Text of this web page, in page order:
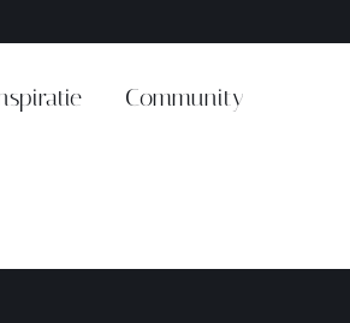
Community